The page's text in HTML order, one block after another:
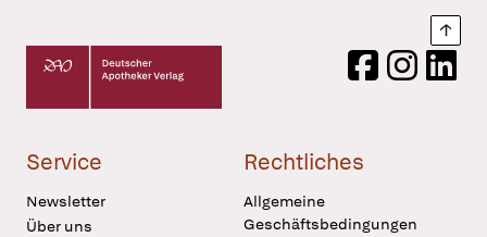
Deutscher Apotheker Verlag Logo
FacebookInstagram
Service
Newsletter
Über uns
Rechtliches
Allgemeine
Geschäftsbedingungen